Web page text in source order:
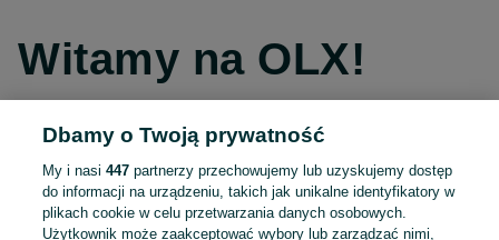
Witamy na OLX!
Kontynuuj przez Facebooka
Kontynuuj przez konto Apple
Dbamy o Twoją prywatność
My i nasi447 partnerzy przechowujemy lub uzyskujemy dostęp
do informacji na urządzeniu, takich jak unikalne identyfikatory w
plikach cookie w celu przetwarzania danych osobowych.
Użytkownik może zaakceptować wybory lub zarządzać nimi,